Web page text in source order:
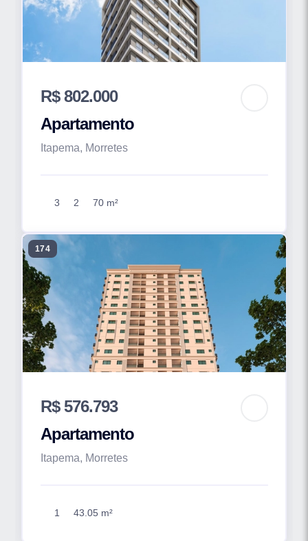
R$ 802.000
Apartamento
Itapema, Morretes
3 2 70 m²
174
R$ 576.793
Apartamento
Itapema, Morretes
1 43.05 m²